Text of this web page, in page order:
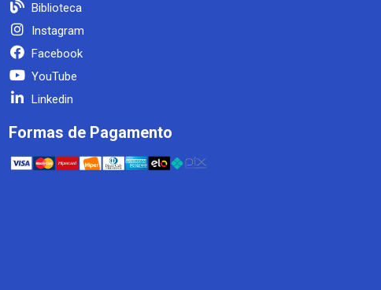
Biblioteca
Instagram
Facebook
YouTube
Linkedin
Formas de Pagamento